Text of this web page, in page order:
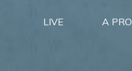
LIVE A